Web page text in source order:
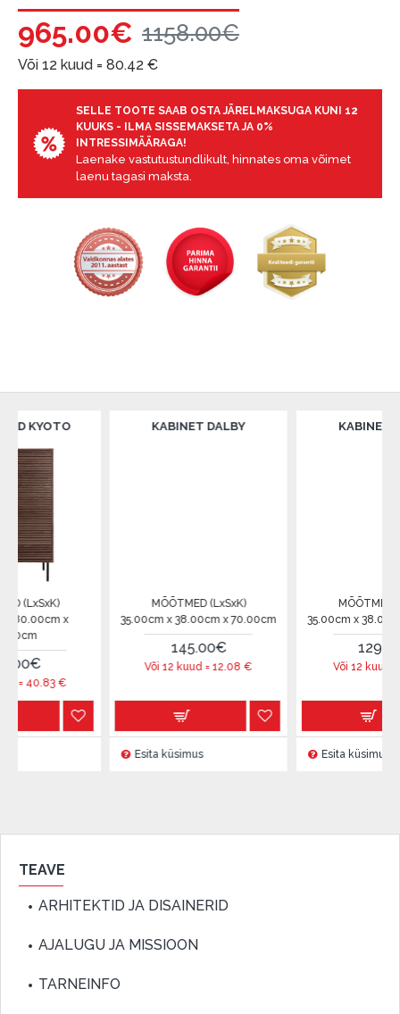
965.00€ 1158.00€
Või 12 kuud = 80.42 €
SELLE TOOTE SAAB OSTA JÄRELMAKSUGA KUNI 12
KUUKS - ILMA SISSEMAKSETA JA 0%
INTRESSIMÄÄRAGA!
Laenake vastutustundlikult, hinnates oma võimet
laenu tagasi maksta.
x
€
KABINET DALBY
MÕÕTMED (LxSxK)
35.00cm x 38.00cm x 70.00cm
145.00€
Või 12 kuud =12.08€
Esita küsimus
KABINET DALBY
MÕÕTMED (LxSxK)
35.00cm x 38.00cm x
129.00€
Või 12 kuud =10.75€
Esita küsimus
TEAVE
ARHITEKTID JA DISAINERID
AJALUGU JA MISSIOON
TARNEINFO